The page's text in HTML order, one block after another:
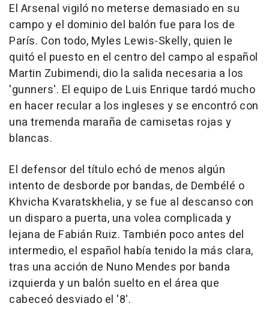
El Arsenal vigiló no meterse demasiado en su
campo y el dominio del balón fue para los de
París. Con todo, Myles Lewis-Skelly, quien le
quitó el puesto en el centro del campo al español
Martin Zubimendi, dio la salida necesaria a los
'gunners'. El equipo de Luis Enrique tardó mucho
en hacer recular a los ingleses y se encontró con
una tremenda maraña de camisetas rojas y
blancas.
El defensor del título echó de menos algún
intento de desborde por bandas, de Dembélé o
Khvicha Kvaratskhelia, y se fue al descanso con
un disparo a puerta, una volea complicada y
lejana de Fabián Ruiz. También poco antes del
intermedio, el español había tenido la más clara,
tras una acción de Nuno Mendes por banda
izquierda y un balón suelto en el área que
cabeceó desviado el '8'.